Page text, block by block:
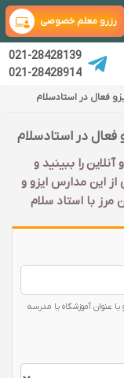
رزرو معلم خصوصی
021-28428139
021-28428914
فعال در استادسلام
فعال در استادسلام
را ببینید و
این مدارس ایزو و
مرز با استاد سلام
عنوان آموزشگاه یا مدرسه